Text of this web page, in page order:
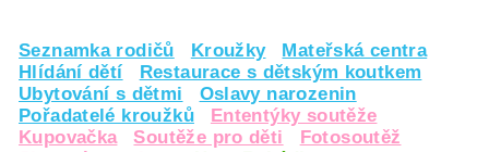
Seznamka rodičů Kroužky
Mateřská centra
Hlídání dětí
Restaurace s dětským koutkem
Ubytování s dětmi
Oslavy narozenin
Pořadatelé kroužků
Ententýky soutěže
Kupovačka
Soutěže pro děti
Fotosoutěž